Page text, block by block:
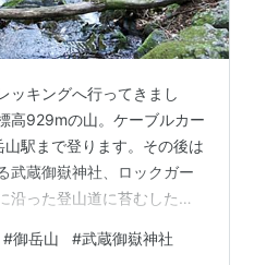
ッキングへ行ってきまし
高929mの山。ケーブルカー
駅まで登ります。その後は
武蔵御嶽神社、ロックガー
沿った登山道に苔むした
す。 PENTAX K-1 MarkⅡ
#御岳山 #武蔵御嶽神社